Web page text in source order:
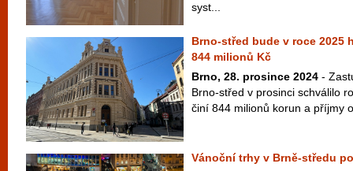
syst...
Brno-střed bude v roce 2025
844 milionů Kč
Brno, 28. prosince 2024 -
Brno-střed v prosinci schválilo
činí 844 milionů korun a příjmy
Vánoční trhy v Brně-středu